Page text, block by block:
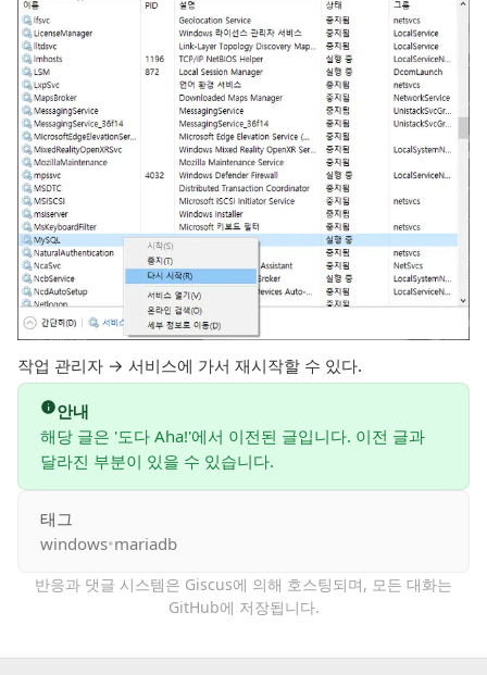
작업 관리자 → 서비스에 가서 재시작할 수 있다.
안내
해당 글은 '도다 Aha!'에서 이전된 글입니다. 이전 글과
달라진 부분이 있을 수 있습니다.
태그
windows•mariadb
반응과 댓글 시스템은 Giscus에 의해 호스팅되며, 모든 대화는
GitHub에 저장됩니다.